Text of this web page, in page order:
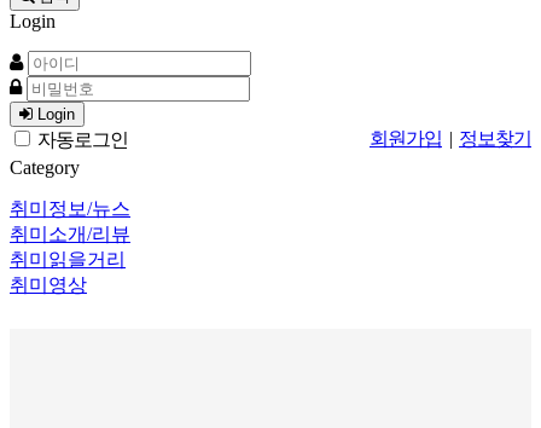
Login
Login
자동로그인 회원가입 | 정보찾기
Category
취미정보/뉴스
취미소개/리뷰
취미읽을거리
취미영상